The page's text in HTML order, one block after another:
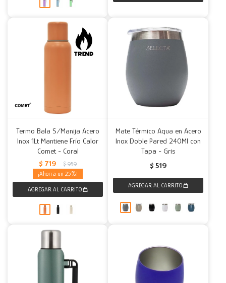
Termo Bala S/Manija Acero
Inox 1Lt Mantiene Frío Calor
Comet - Coral
$ 719 $ 959
25
Mate Térmico Aqua en Acero
Inox Doble Pared 240Ml con
Tapa - Gris
$ 519